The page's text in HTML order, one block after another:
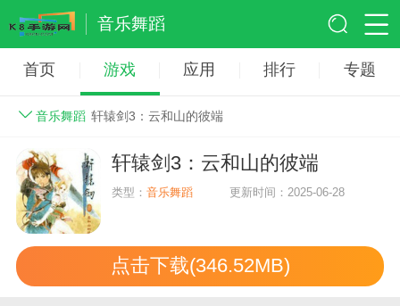
音乐舞蹈
首页 游戏 应用 排行 专题
音乐舞蹈 轩辕剑3：云和山的彼端
轩辕剑3：云和山的彼端
类型：音乐舞蹈 更新时间：2025-06-28
点击下载(346.52MB)